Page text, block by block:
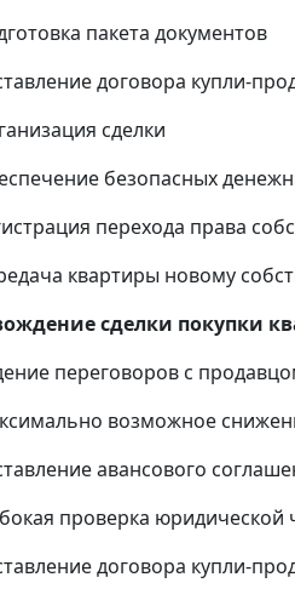
пакета документов
договора купли-
сделки
безопасных
перехода права
квартиры новому
сделки покупки
переговоров с
возможное
авансового
проверка юридической
договора купли-